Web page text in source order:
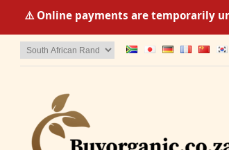
⚠️ Online payments are temporarily